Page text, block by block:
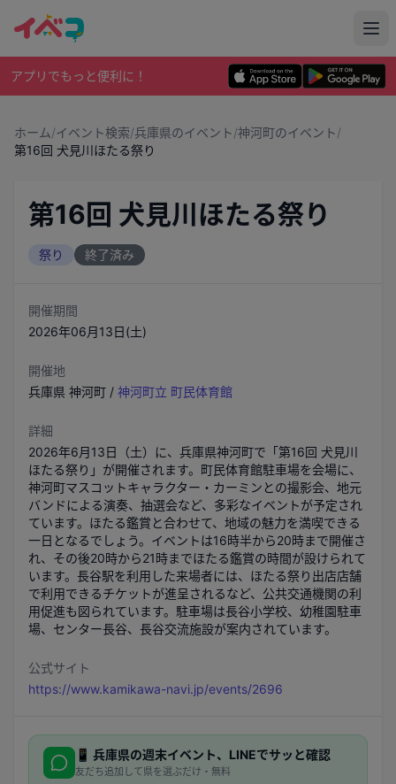
アプリでもっと便利に！
ホーム/イベント検索/兵庫県のイベント/神河町のイベント/
第16回 犬見川ほたる祭り
第16回 犬見川ほたる祭り
祭り 終了済み
開催期間
2026年06月13日(土)
開催地
兵庫県 神河町 / 神河町立 町民体育館
詳細
2026年6月13日（土）に、兵庫県神河町で「第16回 犬見川
ほたる祭り」が開催されます。町民体育館駐車場を会場に、
神河町マスコットキャラクター・カーミンとの撮影会、地元
バンドによる演奏、抽選会など、多彩なイベントが予定され
ています。ほたる鑑賞と合わせて、地域の魅力を満喫できる
一日となるでしょう。イベントは16時半から20時まで開催さ
れ、その後20時から21時までほたる鑑賞の時間が設けられて
います。長谷駅を利用した来場者には、ほたる祭り出店店舗
で利用できるチケットが進呈されるなど、公共交通機関の利
用促進も図られています。駐車場は長谷小学校、幼稚園駐車
場、センター長谷、長谷交流施設が案内されています。
公式サイト
https://www.kamikawa-navi.jp/events/2696
📱 兵庫県の週末イベント、LINEでサッと確認
友だち追加して県を選ぶだけ・無料